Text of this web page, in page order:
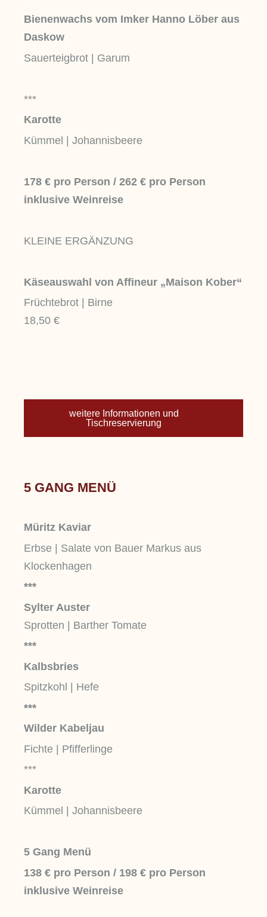
Bienenwachs vom Imker Hanno Löber aus
Daskow
Sauerteigbrot | Garum
***
Karotte
Kümmel | Johannisbeere
178 € pro Person / 262 € pro Person
inklusive Weinreise
KLEINE ERGÄNZUNG
Käseauswahl von Affineur „Maison Kober“
Früchtebrot | Birne
18,50 €
weitere Informationen und
Tischreservierung
5 GANG MENÜ
Müritz Kaviar
Erbse | Salate von Bauer Markus aus
Klockenhagen
***
Sylter Auster
Sprotten | Barther Tomate
***
Kalbsbries
Spitzkohl | Hefe
***
Wilder Kabeljau
Fichte | Pfifferlinge
***
Karotte
Kümmel | Johannisbeere
5 Gang Menü
138 € pro Person / 198 € pro Person
inklusive Weinreise